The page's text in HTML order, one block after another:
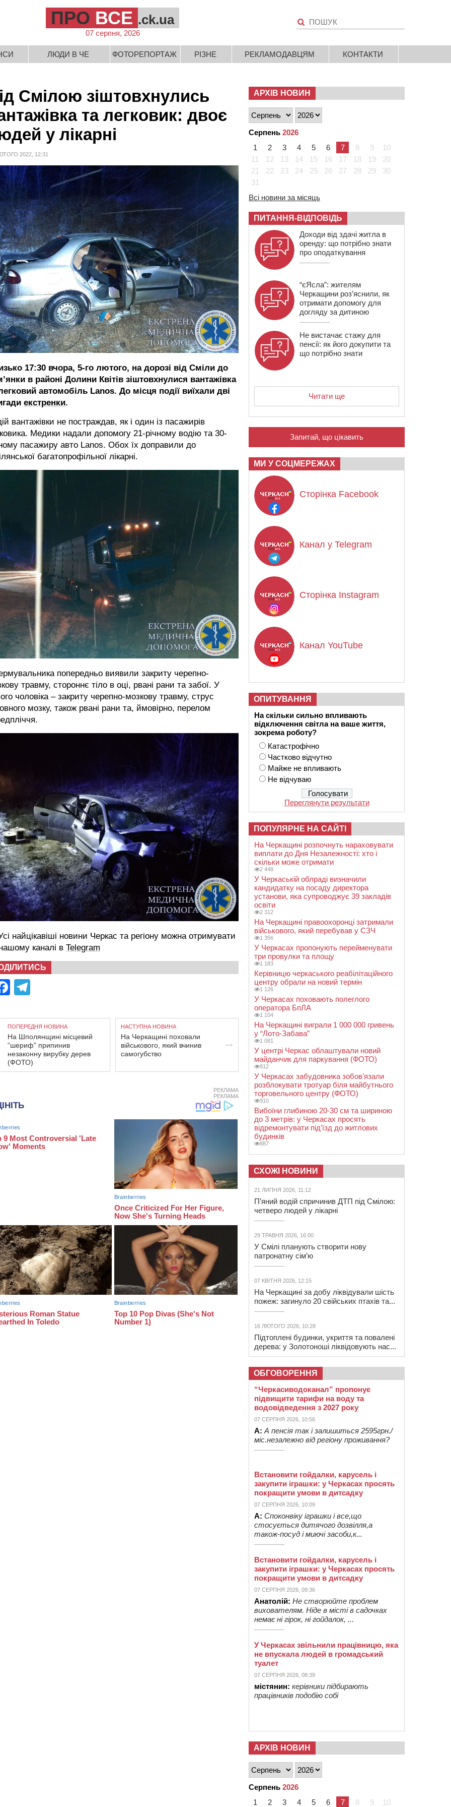
ПРО ВСЕ .ck.ua
07 серпня, 2026
ЛЮДИ В ЧЕ ФОТОРЕПОРТАЖ РІЗНЕ РЕКЛАМОДАВЦЯМ КОНТАКТИ
Смілою зіштовхнулись
та легковик: двоє
у лікарні
2022, 12:31
17:30 вчора, 5-го лютого, на дорозі від Сміли до
в районі Долини Квітів зіштовхнулися вантажівка
автомобіль Lanos. До місця події виїхали дві
екстренки.
вантажівки не постраждав, як і один із пасажирів
Медики надали допомогу 21-річному водію та 30-
пасажиру авто Lanos. Обох їх доправили до
багатопрофільної лікарні.
попередньо виявили закриту черепно-
травму, стороннє тіло в оці, рвані рани та забої. У
чоловіка – закриту черепно-мозкову травму, струс
мозку, також рвані рани та, ймовірно, перелом
найцікавіші новини Черкас та регіону можна отримувати
каналі в Telegram
Facebook
ПОПЕРЕДНЯ НОВИНА
На Шполянщині місцевий
“шериф” припинив
незаконну вирубку дерев
(ФОТО)
НАСТУПНА НОВИНА
На Черкащині поховали
військового, який вчинив
самогубство
РЕКЛАМА
РЕКЛАМА
АРХІВ НОВИН
Серпень 2026
1
2 3 4 5 6 7 8 9
10
11
12 13 14 15 16 17 18 19
20
21
22 23 24 25 26 27 28 29
30
31
Всі новини за місяць
ПИТАННЯ-ВІДПОВІДЬ
Доходи від здачі житла в
оренду: що потрібно знати
про оподаткування
“єЯсла”: жителям
Черкащини роз’яснили, як
отримати допомогу для
догляду за дитиною
Не вистачає стажу для
пенсії: як його докупити та
що потрібно знати
Читати ще
Запитай, що цікавить
МИ У СОЦМЕРЕЖАХ
Сторінка Facebook
Канал у Telegram
Сторінка Instagram
Канал YouTube
ОПИТУВАННЯ
На скільки сильно впливають
відключення світла на ваше життя,
зокрема роботу?
Катастрофічно
Частково відчутно
Майже не впливають
Не відчуваю
Переглянути результати
ПОПУЛЯРНЕ НА САЙТІ
На Черкащині розпочнуть нараховувати
виплати до Дня Незалежності: хто і
скільки може отримати
2 448
У Черкаській облраді визначили
кандидатку на посаду директора
установи, яка супроводжує 39 закладів
освіти
2 312
На Черкащині правоохоронці затримали
військового, який перебував у СЗЧ
1 356
У Черкасах пропонують перейменувати
три провулки та площу
1 183
Керівницю черкаського реабілітаційного
центру обрали на новий термін
1 126
У Черкасах поховають полеглого
оператора БпЛА
1 104
На Черкащині виграли 1 000 000 гривень
у “Лото-Забава”
1 081
У центрі Черкас облаштували новий
майданчик для паркування (ФОТО)
912
У Черкасах забудовника зобов’язали
розблокувати тротуар біля майбутнього
торговельного центру (ФОТО)
910
Вибоїни глибиною 20-30 см та шириною
до 3 метрів: у Черкасах просять
відремонтувати під’їзд до житлових
будинків
887
СХОЖІ НОВИНИ
21 ЛИПНЯ 2026, 11:12
П’яний водій спричинив ДТП під Смілою:
четверо людей у лікарні
29 ТРАВНЯ 2026, 16:00
У Смілі планують створити нову
патронатну сім’ю
07 КВІТНЯ 2026, 12:15
На Черкащині за добу ліквідували шість
пожеж: загинуло 20 свійських птахів та...
16 ЛЮТОГО 2026, 10:28
Підтоплені будинки, укриття та повалені
дерева: у Золотоноші ліквідовують нас...
ОБГОВОРЕННЯ
“Черкасиводоканал” пропонує
підвищити тарифи на воду та
водовідведення з 2027 року
07 СЕРПНЯ 2026, 10:56
А: А пенсія так і залишиться 2595грн./
міс.незалежно від регіону проживання?
Встановити гойдалки, карусель і
закупити іграшки: у Черкасах просять
покращити умови в дитсадку
07 СЕРПНЯ 2026, 10:09
А: Споконвіку іграшки і все,що
стосується дитячого дозвілля,а
також-посуд і миючі засоби,к...
Встановити гойдалки, карусель і
закупити іграшки: у Черкасах просять
покращити умови в дитсадку
07 СЕРПНЯ 2026, 09:36
Анатолій: Не створюйте проблем
вихователям. Ніде в місті в садочках
немає ні гірок, ні гойдалок, ...
У Черкасах звільнили працівницю, яка
не впускала людей в громадський
туалет
07 СЕРПНЯ 2026, 08:39
містянин: керівники підбирають
працівників подобію собі
АРХІВ НОВИН
Серпень 2026
1
2 3 4 5 6 7 8 9 10